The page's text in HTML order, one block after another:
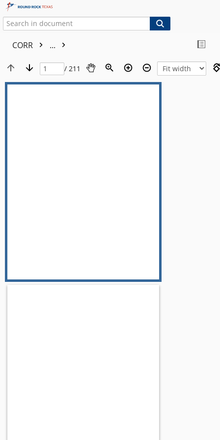
CORR ...
/ 211